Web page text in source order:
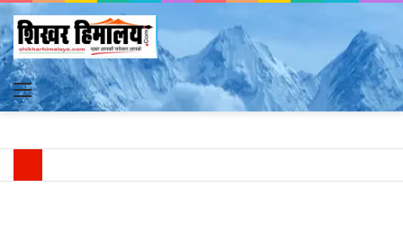
Menu